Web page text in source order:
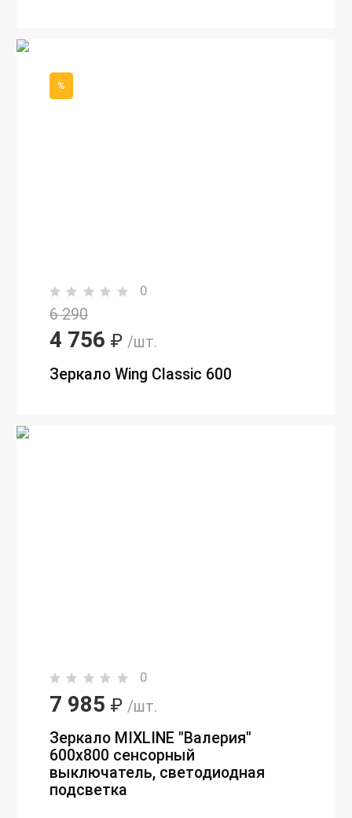
%
0
6 290
4 756 ₽ /шт.
Зеркало Wing Classic 600
0
7 985 ₽ /шт.
Зеркало MIXLINE "Валерия"
600х800 сенсорный
выключатель, светодиодная
подсветка